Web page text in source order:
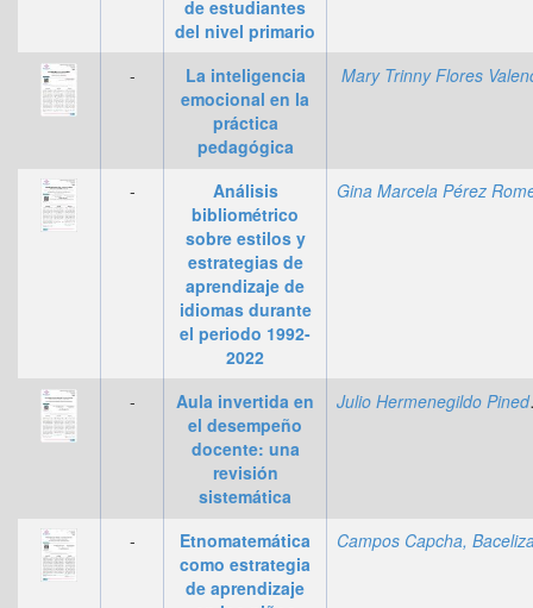
de estudiantes
del nivel primario
-
La inteligencia
emocional en la
práctica
pedagógica
Mary Trinny Flores
-
Análisis
bibliométrico
sobre estilos y
estrategias de
aprendizaje de
idiomas durante
el periodo 1992-
2022
-
Aula invertida en
el desempeño
docente: una
revisión
sistemática
Julio
-
Etnomatemática
como estrategia
de aprendizaje